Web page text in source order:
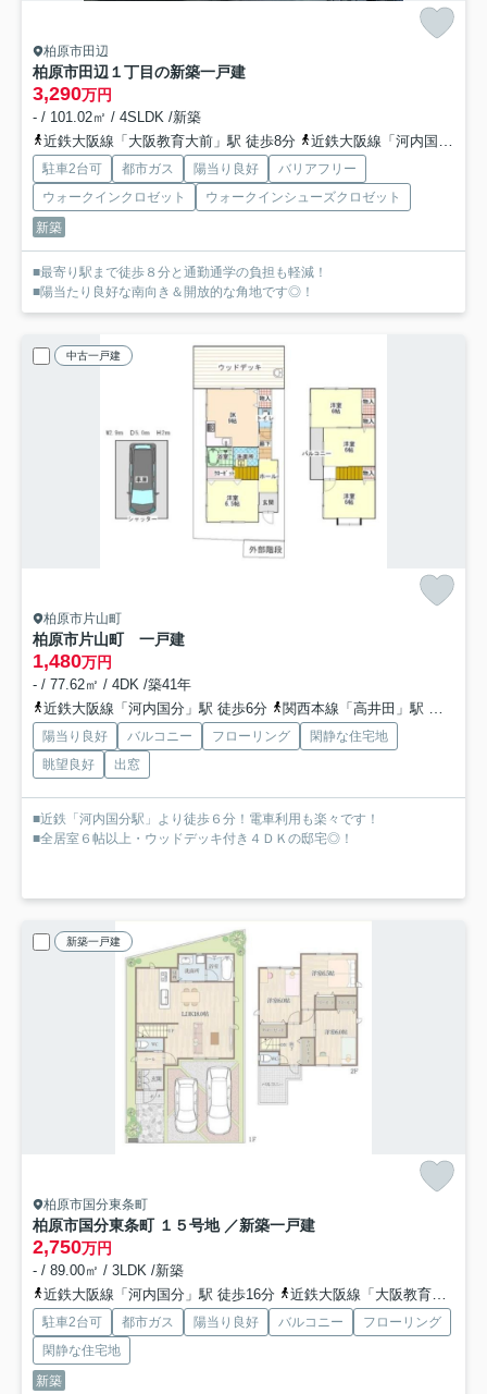
柏原市田辺
柏原市田辺１丁目の新築一戸建
3,290万円
- / 101.02㎡ / 4SLDK /新築
近鉄大阪線「大阪教育大前」駅 徒歩8分
近鉄大阪線「河内国分」駅 徒歩15分
駐車2台可 都市ガス 陽当り良好
バリアフリー
ウォークインクロゼット
ウォークインシューズクロゼット
新築
■最寄り駅まで徒歩８分と通勤通学の負担も軽減！
■陽当たり良好な南向き＆開放的な角地です◎！
中古一戸建
柏原市片山町
柏原市片山町 一戸建
1,480万円
- / 77.62㎡ / 4DK /築41年
近鉄大阪線「河内国分」駅 徒歩6分
関西本線「高井田」駅 徒歩14分
陽当り良好 バルコニー フローリング
閑静な住宅地
眺望良好
出窓
■近鉄「河内国分駅」より徒歩６分！電車利用も楽々です！
■全居室６帖以上・ウッドデッキ付き４ＤＫの邸宅◎！
新築一戸建
柏原市国分東条町
柏原市国分東条町 １５号地 ／新築一戸建
2,750万円
- / 89.00㎡ / 3LDK /新築
近鉄大阪線「河内国分」駅 徒歩16分
近鉄大阪線「大阪教育大前」駅 徒歩20分
駐車2台可 都市ガス 陽当り良好 バルコニー
フローリング
閑静な住宅地
新築